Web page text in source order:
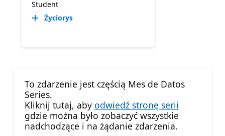
Student
Życiorys
To zdarzenie jest częścią Mes de Datos
Series.
Kliknij tutaj, aby odwiedź stronę serii
gdzie można było zobaczyć wszystkie
nadchodzące i na żądanie zdarzenia.